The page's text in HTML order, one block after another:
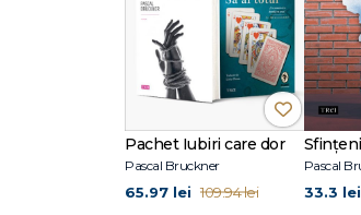
Pachet Iubiri care dor
Pascal Bruckner
65.97 lei 109.94 lei
Pascal
33.3 lei